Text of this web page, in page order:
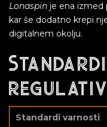
Lonaspin je ena izmed
kar še dodatno krepi
digitalnem okolju.
Standardi varnosti